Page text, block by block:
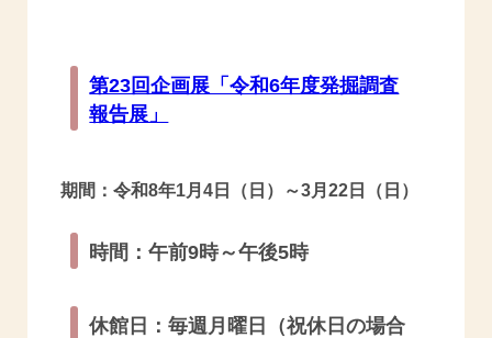
第23回企画展「令和6年度発掘調査
報告展」
期間：令和8年1月4日（日）～3月22日（日）
時間：午前9時～午後5時
休館日：毎週月曜日（祝休日の場合